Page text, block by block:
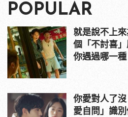
POPULAR
就是說不上
個「不討喜」
你遇過哪一種
你愛對人了
愛自問」識